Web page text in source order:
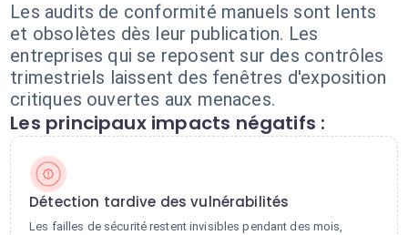
Les audits de conformité manuels sont lents
et obsolètes dès leur publication. Les
entreprises qui se reposent sur des contrôles
trimestriels laissent des fenêtres d'exposition
critiques ouvertes aux menaces.
Les principaux impacts négatifs :
Détection tardive des vulnérabilités
Les failles de sécurité restent invisibles pendant des mois,